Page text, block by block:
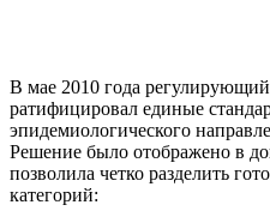
В мае 2010 года
ратифицировал единые
эпидемиологического
Решение было отображено в
позволила четко разделить
категорий: